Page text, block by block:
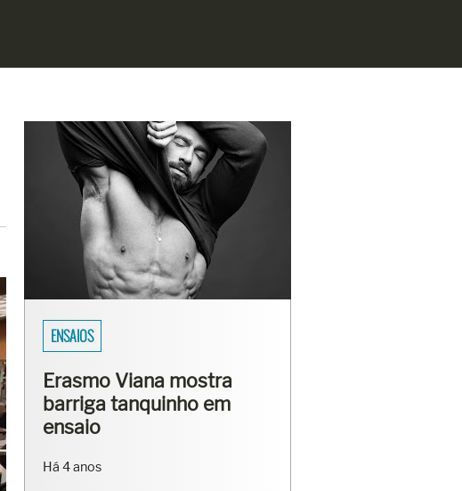
ENSAIOS
Erasmo Viana mostra
barriga tanquinho em
ensaio
Há 4 anos